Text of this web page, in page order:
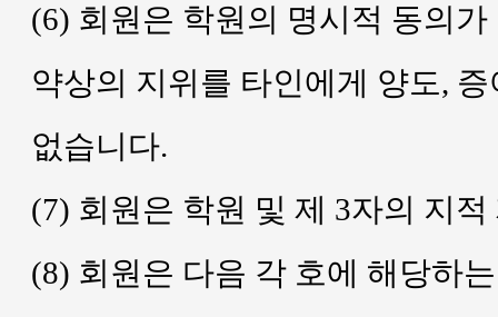
(6) 회원은 학원의 명시적 동의
약상의 지위를 타인에게 양도,
없습니다.
(7) 회원은 학원 및 제 3자의 지
(8) 회원은 다음 각 호에 해당하